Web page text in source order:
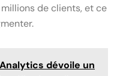
de clients, et ce
dévoile un